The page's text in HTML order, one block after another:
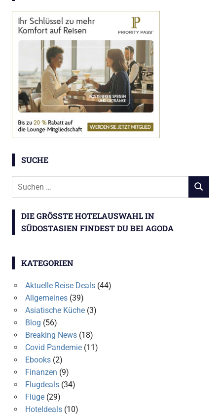
SUCHE
Suchen
SUCHEN
DIE GRÖSSTE HOTELAUSWAHL IN S
ÜDOSTASIEN FINDEST DU BEI AGODA
KATEGORIEN
Aktuelle Reise Deals(44)
Allgemeines(39)
Asiatische Küche(3)
Blog (56)
Breaking News(18)
Covid Pandemie(11)
Ebooks(2)
Finanzen (9)
Flugdeals(34)
Flüge(29)
Hoteldeals(10)